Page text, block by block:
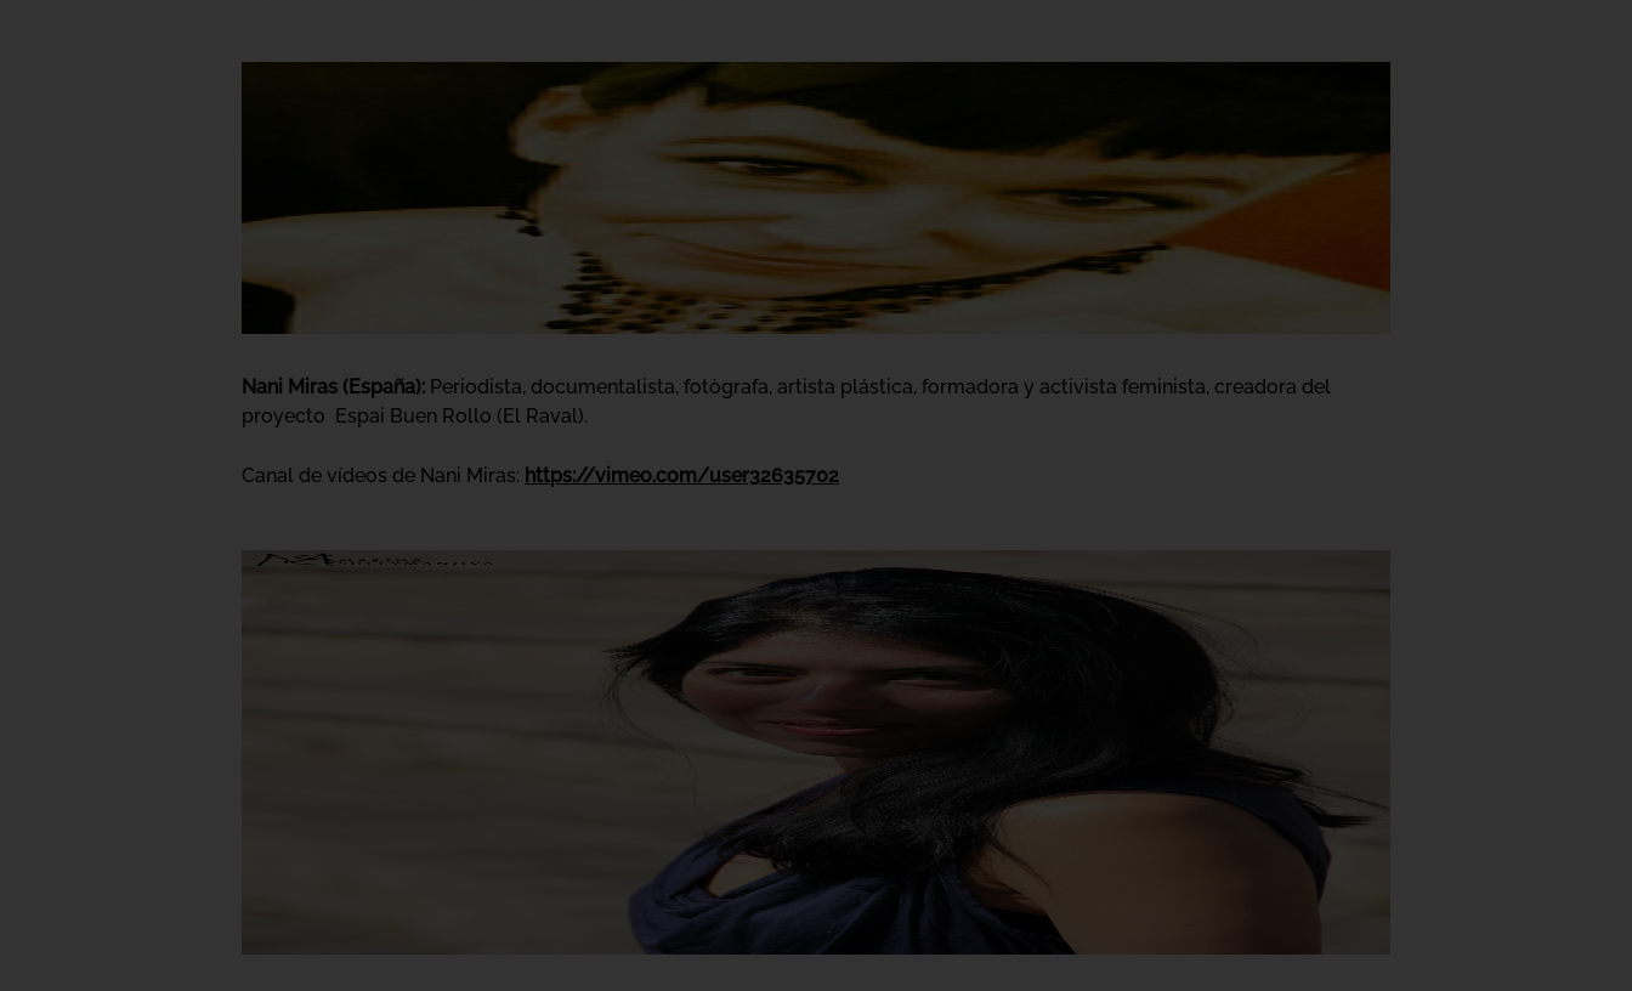
Nani Miras (España): Periodista, documentalista, fotògrafa, artista plástica, formadora y activista feminista, creadora del
proyecto Espai Buen Rollo (El Raval).
Canal de vídeos de Nani Miras: https://vimeo.com/user32635702